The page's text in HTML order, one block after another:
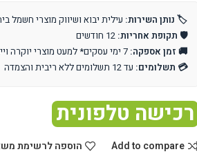
🏷️ נותן השירות: עילית יבוא ושיווק מוצרי חשמל
🛡️ תקופת אחריות:
🚚 זמן אספקה:
💳 תשלומים: עד 12 תשלומים ללא ריבית והצמדה
רכישה טלפונית
Add to compare הוספה לרשימת